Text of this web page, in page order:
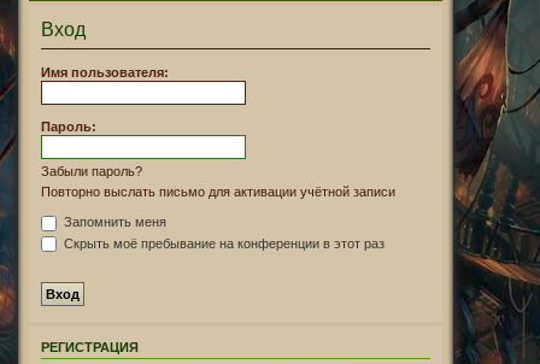
Вход
Имя пользователя:
Пароль:
Забыли пароль?
Повторно выслать письмо для активации учётной записи
Запомнить меня
Скрыть моё пребывание на конференции в этот раз
РЕГИСТРАЦИЯ